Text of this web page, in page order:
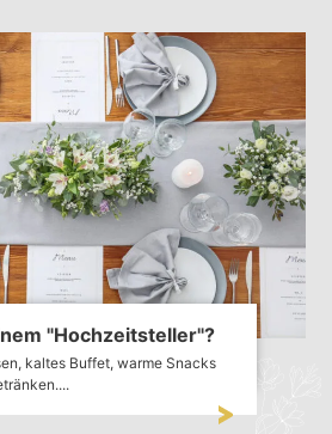
"Hochzeitsteller"?
kaltes Buffet, warme Snacks